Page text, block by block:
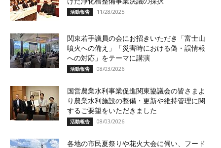
活動報告 11/28/2025
関東若手議員の会にお招きいただき「富士山
噴火への備え」「災害時における偽・誤情報
への対応」をテーマに講演
活動報告 08/03/2026
国営農業水利事業促進関東協議会の皆さまよ
り農業水利施設の整備・更新や維持管理に関
するご要望をいただきました
活動報告 08/03/2026
各地の市民夏祭りや花火大会に伺い、フード